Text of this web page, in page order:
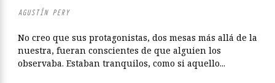
AGUSTÍN PERY
No creo que sus protagonistas, dos mesas más allá de la
nuestra, fueran conscientes de que alguien los
observaba. Estaban tranquilos, como si aquello...